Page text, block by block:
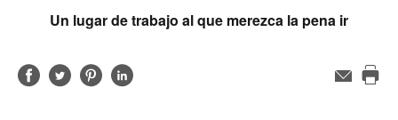
Un lugar de trabajo al que merezca la pena ir
Compartir
Compartir
Compartir
Compartir
Email